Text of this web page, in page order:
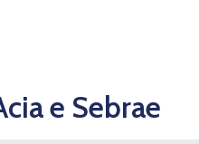
e Sebrae